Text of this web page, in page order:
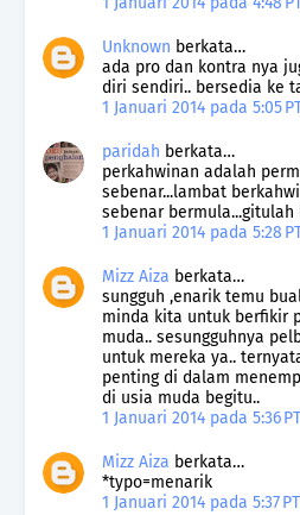
Unknown berkata…
ada pro dan kontra nya
diri sendiri.. bersedia ke
1 Januari 2014 pada 5:05
paridah berkata…
perkahwinan adalah
sebenar...lambat
sebenar bermula...gitulah
1 Januari 2014 pada 5:28
Mizz Aiza berkata…
sungguh ,enarik temu
minda kita untuk berfikir
muda.. sesungguhnya
untuk mereka ya..
penting di dalam
di usia muda begitu..
1 Januari 2014 pada 5:36
Mizz Aiza berkata…
*typo=menarik
1 Januari 2014 pada 5:37